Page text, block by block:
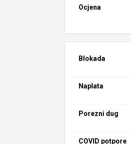
Ocjena
Blokada
Naplata
Porezni dug
COVID potpore